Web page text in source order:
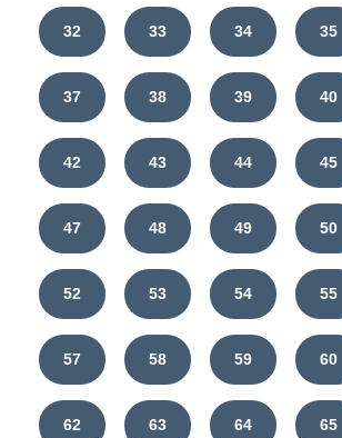
32 33 34 35
37 38 39 40
42 43 44 45
47 48 49 50
52 53 54 55
57 58 59 60
62 63 64 65